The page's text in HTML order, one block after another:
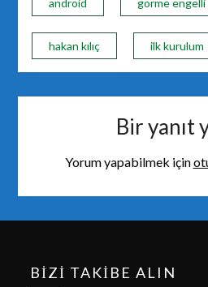
android görme engelli
hakan kılıç ilk kurulum
Bir yanıt
Yorum yapabilmek için
BIZI TAKIBE ALIN